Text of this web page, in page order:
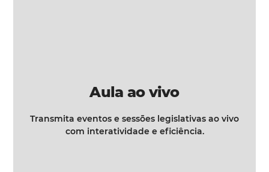
Aula ao vivo
Transmita eventos e sessões legislativas ao vivo
com interatividade e eficiência.